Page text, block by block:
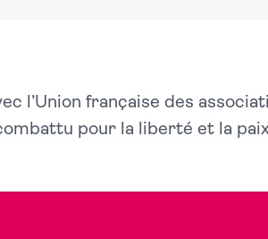
l’Union française des
pour la liberté et la